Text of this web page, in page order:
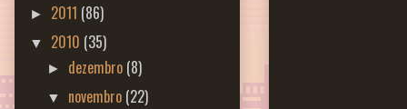
► 2011 (86)
▼ 2010 (35)
► dezembro (8)
▼ novembro (22)